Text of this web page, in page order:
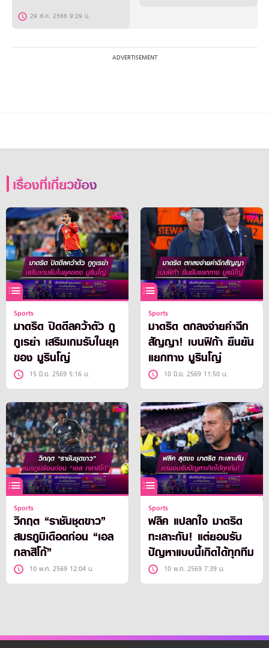
29 ส.ค. 2566 9:29 น.
เรื่องที่เกี่ยวข้อง
Sports
มาดริด ปิดดีลคว้าตัว กู
กูเรย่า เสริมเกมรับในยุค
ของ มูรินโญ่
15 มิ.ย. 2569 5:16 น.
Sports
มาดริด ตกลงจ่ายค่าฉีก
สัญญา! เบนฟิก้า ยืนยัน
แยกทาง มูรินโญ่
10 มิ.ย. 2569 11:50 น.
Sports
วิกฤต “ราชันชุดขาว”
สมรภูมิเดือดก่อน “เอล
กลาสิโก้”
10 พ.ค. 2569 12:04 น.
Sports
ฟลิค แปลกใจ มาดริด
ทะเลาะกัน! แต่ยอมรับ
ปัญหาแบบนี้เกิดได้ทุกทีม
10 พ.ค. 2569 7:39 น.